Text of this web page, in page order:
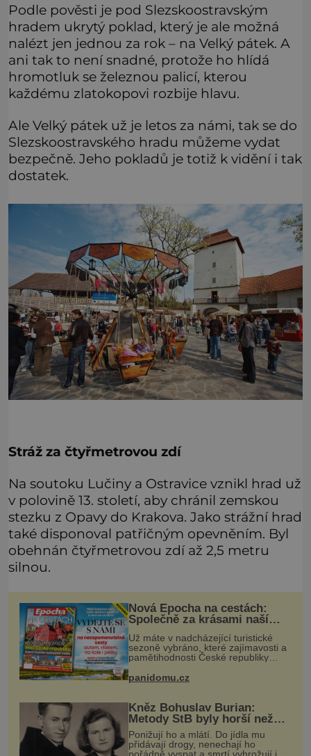
Podle pověsti je pod Slezskoostravským
hradem ukrytý poklad, který je ale možná
nalézt jen jednou za rok – na Velký pátek. A
ani tak to není snadné, protože ho hlídá
hromotluk se železnou palicí, kterou
každému zlatokopovi rozbije hlavu.
Ale Velký pátek už je letos za námi, tak se do
Slezskoostravského hradu můžeme vydat
bezpečně. Jeho pokladů je totiž k vidění i tak
dostatek.
Stráž za čtyřmetrovou zdí
Na soutoku Lučiny a Ostravice vznikl hrad už
v polovině 13. století, aby chránil zemskou
stezku z Opavy do Krakova. Jako strážní hrad
také disponoval patřičným opevněním. Byl
obehnán čtyřmetrovou zdí až 2,5 metru
silnou.
Nová Epocha na cestách:
Společně za krásami naší
vlasti
Už máte v nadcházející turistické
sezoně vybráno, které zajímavosti a
pamětihodnosti České republiky
navštívíte? V prodeji je právě nové
číslo Epochy na cestách, které vám
při rozhodování určitě pomůž
panidomu.cz
Kněz Bohuslav Burian:
Metody StB byly horší než
gestapácké trýznění
Ponižují ho a mlátí. Do jídla mu
přidávají drogy, nenechají ho